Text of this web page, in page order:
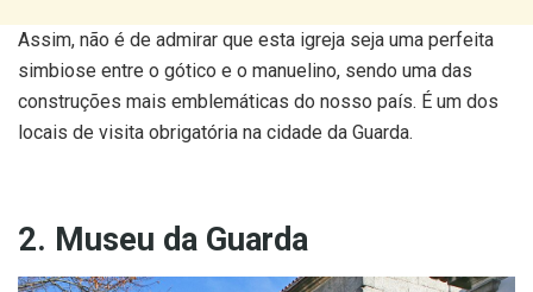
Assim, não é de admirar que esta igreja seja uma perfeita
simbiose entre o gótico e o manuelino, sendo uma das
construções mais emblemáticas do nosso país. É um dos
locais de visita obrigatória na cidade da Guarda.
2. Museu da Guarda